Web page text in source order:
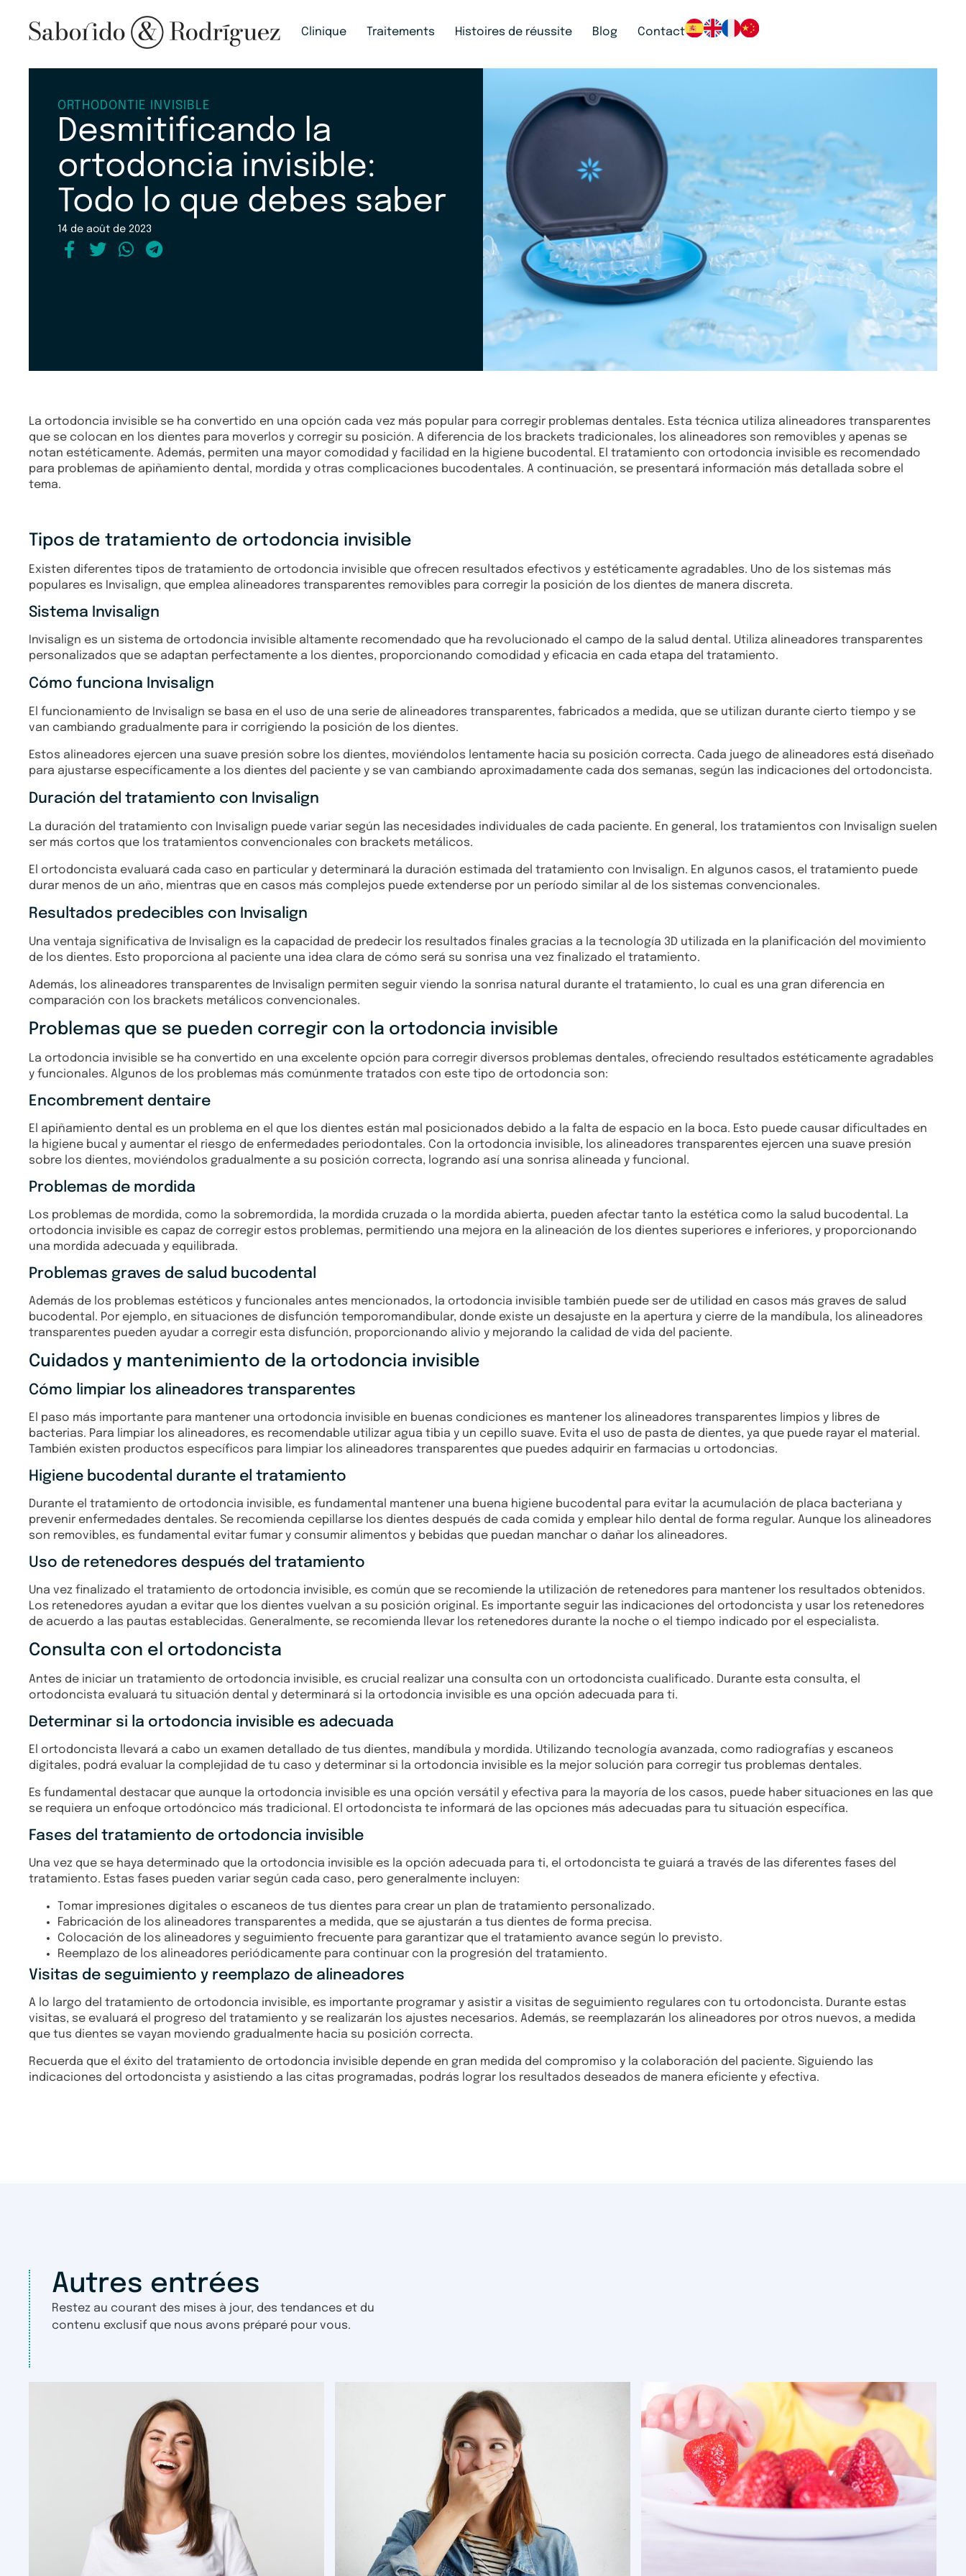
Clinique Traitements Histoires de réussite Blog Contact
ORTHODONTIE INVISIBLE
Desmitificando la
ortodoncia invisible:
Todo lo que debes saber
14 de août de 2023
La ortodoncia invisible se ha convertido en una opción cada vez más popular para corregir problemas dentales. Esta técnica utiliza alineadores transparentes
que se colocan en los dientes para moverlos y corregir su posición. A diferencia de los brackets tradicionales, los alineadores son removibles y apenas se
notan estéticamente. Además, permiten una mayor comodidad y facilidad en la higiene bucodental. El tratamiento con ortodoncia invisible es recomendado
para problemas de apiñamiento dental, mordida y otras complicaciones bucodentales. A continuación, se presentará información más detallada sobre el
tema.
Tipos de tratamiento de ortodoncia invisible
Existen diferentes tipos de tratamiento de ortodoncia invisible que ofrecen resultados efectivos y estéticamente agradables. Uno de los sistemas más
populares es Invisalign, que emplea alineadores transparentes removibles para corregir la posición de los dientes de manera discreta.
Sistema Invisalign
Invisalign es un sistema de ortodoncia invisible altamente recomendado que ha revolucionado el campo de la salud dental. Utiliza alineadores transparentes
personalizados que se adaptan perfectamente a los dientes, proporcionando comodidad y eficacia en cada etapa del tratamiento.
Cómo funciona Invisalign
El funcionamiento de Invisalign se basa en el uso de una serie de alineadores transparentes, fabricados a medida, que se utilizan durante cierto tiempo y se
van cambiando gradualmente para ir corrigiendo la posición de los dientes.
Estos alineadores ejercen una suave presión sobre los dientes, moviéndolos lentamente hacia su posición correcta. Cada juego de alineadores está diseñado
para ajustarse específicamente a los dientes del paciente y se van cambiando aproximadamente cada dos semanas, según las indicaciones del ortodoncista.
Duración del tratamiento con Invisalign
La duración del tratamiento con Invisalign puede variar según las necesidades individuales de cada paciente. En general, los tratamientos con Invisalign suelen
ser más cortos que los tratamientos convencionales con brackets metálicos.
El ortodoncista evaluará cada caso en particular y determinará la duración estimada del tratamiento con Invisalign. En algunos casos, el tratamiento puede
durar menos de un año, mientras que en casos más complejos puede extenderse por un período similar al de los sistemas convencionales.
Resultados predecibles con Invisalign
Una ventaja significativa de Invisalign es la capacidad de predecir los resultados finales gracias a la tecnología 3D utilizada en la planificación del movimiento
de los dientes. Esto proporciona al paciente una idea clara de cómo será su sonrisa una vez finalizado el tratamiento.
Además, los alineadores transparentes de Invisalign permiten seguir viendo la sonrisa natural durante el tratamiento, lo cual es una gran diferencia en
comparación con los brackets metálicos convencionales.
Problemas que se pueden corregir con la ortodoncia invisible
La ortodoncia invisible se ha convertido en una excelente opción para corregir diversos problemas dentales, ofreciendo resultados estéticamente agradables
y funcionales. Algunos de los problemas más comúnmente tratados con este tipo de ortodoncia son:
Encombrement dentaire
El apiñamiento dental es un problema en el que los dientes están mal posicionados debido a la falta de espacio en la boca. Esto puede causar dificultades en
la higiene bucal y aumentar el riesgo de enfermedades periodontales. Con la ortodoncia invisible, los alineadores transparentes ejercen una suave presión
sobre los dientes, moviéndolos gradualmente a su posición correcta, logrando así una sonrisa alineada y funcional.
Problemas de mordida
Los problemas de mordida, como la sobremordida, la mordida cruzada o la mordida abierta, pueden afectar tanto la estética como la salud bucodental. La
ortodoncia invisible es capaz de corregir estos problemas, permitiendo una mejora en la alineación de los dientes superiores e inferiores, y proporcionando
una mordida adecuada y equilibrada.
Problemas graves de salud bucodental
Además de los problemas estéticos y funcionales antes mencionados, la ortodoncia invisible también puede ser de utilidad en casos más graves de salud
bucodental. Por ejemplo, en situaciones de disfunción temporomandibular, donde existe un desajuste en la apertura y cierre de la mandíbula, los alineadores
transparentes pueden ayudar a corregir esta disfunción, proporcionando alivio y mejorando la calidad de vida del paciente.
Cuidados y mantenimiento de la ortodoncia invisible
Cómo limpiar los alineadores transparentes
El paso más importante para mantener una ortodoncia invisible en buenas condiciones es mantener los alineadores transparentes limpios y libres de
bacterias. Para limpiar los alineadores, es recomendable utilizar agua tibia y un cepillo suave. Evita el uso de pasta de dientes, ya que puede rayar el material.
También existen productos específicos para limpiar los alineadores transparentes que puedes adquirir en farmacias u ortodoncias.
Higiene bucodental durante el tratamiento
Durante el tratamiento de ortodoncia invisible, es fundamental mantener una buena higiene bucodental para evitar la acumulación de placa bacteriana y
prevenir enfermedades dentales. Se recomienda cepillarse los dientes después de cada comida y emplear hilo dental de forma regular. Aunque los alineadores
son removibles, es fundamental evitar fumar y consumir alimentos y bebidas que puedan manchar o dañar los alineadores.
Uso de retenedores después del tratamiento
Una vez finalizado el tratamiento de ortodoncia invisible, es común que se recomiende la utilización de retenedores para mantener los resultados obtenidos.
Los retenedores ayudan a evitar que los dientes vuelvan a su posición original. Es importante seguir las indicaciones del ortodoncista y usar los retenedores
de acuerdo a las pautas establecidas. Generalmente, se recomienda llevar los retenedores durante la noche o el tiempo indicado por el especialista.
Consulta con el ortodoncista
Antes de iniciar un tratamiento de ortodoncia invisible, es crucial realizar una consulta con un ortodoncista cualificado. Durante esta consulta, el
ortodoncista evaluará tu situación dental y determinará si la ortodoncia invisible es una opción adecuada para ti.
Determinar si la ortodoncia invisible es adecuada
El ortodoncista llevará a cabo un examen detallado de tus dientes, mandíbula y mordida. Utilizando tecnología avanzada, como radiografías y escaneos
digitales, podrá evaluar la complejidad de tu caso y determinar si la ortodoncia invisible es la mejor solución para corregir tus problemas dentales.
Es fundamental destacar que aunque la ortodoncia invisible es una opción versátil y efectiva para la mayoría de los casos, puede haber situaciones en las que
se requiera un enfoque ortodóncico más tradicional. El ortodoncista te informará de las opciones más adecuadas para tu situación específica.
Fases del tratamiento de ortodoncia invisible
Una vez que se haya determinado que la ortodoncia invisible es la opción adecuada para ti, el ortodoncista te guiará a través de las diferentes fases del
tratamiento. Estas fases pueden variar según cada caso, pero generalmente incluyen:
Tomar impresiones digitales o escaneos de tus dientes para crear un plan de tratamiento personalizado.
Fabricación de los alineadores transparentes a medida, que se ajustarán a tus dientes de forma precisa.
Colocación de los alineadores y seguimiento frecuente para garantizar que el tratamiento avance según lo previsto.
Reemplazo de los alineadores periódicamente para continuar con la progresión del tratamiento.
Visitas de seguimiento y reemplazo de alineadores
A lo largo del tratamiento de ortodoncia invisible, es importante programar y asistir a visitas de seguimiento regulares con tu ortodoncista. Durante estas
visitas, se evaluará el progreso del tratamiento y se realizarán los ajustes necesarios. Además, se reemplazarán los alineadores por otros nuevos, a medida
que tus dientes se vayan moviendo gradualmente hacia su posición correcta.
Recuerda que el éxito del tratamiento de ortodoncia invisible depende en gran medida del compromiso y la colaboración del paciente. Siguiendo las
indicaciones del ortodoncista y asistiendo a las citas programadas, podrás lograr los resultados deseados de manera eficiente y efectiva.
Autres entrées
Restez au courant des mises à jour, des tendances et du
contenu exclusif que nous avons préparé pour vous.